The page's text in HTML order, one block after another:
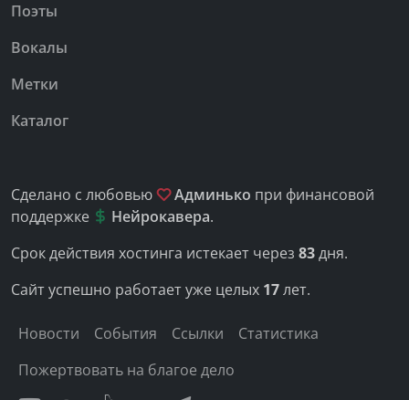
Поэты
Вокалы
Метки
Каталог
Сделано с любовью Админько при финансовой
поддержке
Нейрокавера.
Срок действия хостинга истекает через 83дня.
Сайт успешно работает уже целых 17лет.
Новости События Ссылки
Статистика
Пожертвовать на благое дело